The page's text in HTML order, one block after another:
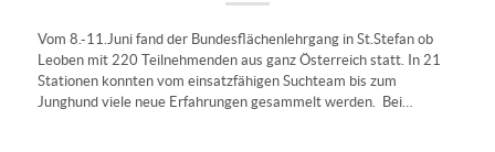
Vom 8.-11.Juni fand der Bundesflächenlehrgang in St.Stefan ob
Leoben mit 220 Teilnehmenden aus ganz Österreich statt. In 21
Stationen konnten vom einsatzfähigen Suchteam bis zum
Junghund viele neue Erfahrungen gesammelt werden. Bei…